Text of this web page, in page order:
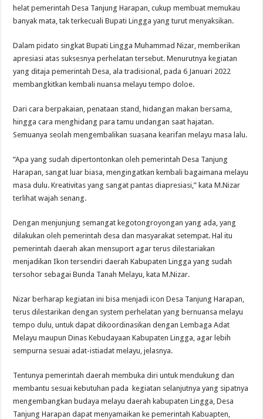
helat pemerintah Desa Tanjung Harapan, cukup membuat memukau
banyak mata, tak terkecuali Bupati Lingga yang turut menyaksikan.
Dalam pidato singkat Bupati Lingga Muhammad Nizar, memberikan
apresiasi atas suksesnya perhelatan tersebut. Menurutnya kegiatan
yang ditaja pemerintah Desa, ala tradisional, pada 6 Januari 2022
membangkitkan kembali nuansa melayu tempo doloe.
Dari cara berpakaian, penataan stand, hidangan makan bersama,
hingga cara menghidang para tamu undangan saat hajatan.
Semuanya seolah mengembalikan suasana kearifan melayu masa lalu.
“Apa yang sudah dipertontonkan oleh pemerintah Desa Tanjung
Harapan, sangat luar biasa, mengingatkan kembali bagaimana melayu
masa dulu. Kreativitas yang sangat pantas diapresiasi,” kata M.Nizar
terlihat wajah senang.
Dengan menjunjung semangat kegotongroyongan yang ada, yang
dilakukan oleh pemerintah desa dan masyarakat setempat. Hal itu
pemerintah daerah akan mensuport agar terus dilestariakan
menjadikan Ikon tersendiri daerah Kabupaten Lingga yang sudah
tersohor sebagai Bunda Tanah Melayu, kata M.Nizar.
Nizar berharap kegiatan ini bisa menjadi icon Desa Tanjung Harapan,
terus dilestarikan dengan system perhelatan yang bernuansa melayu
tempo dulu, untuk dapat dikoordinasikan dengan Lembaga Adat
Melayu maupun Dinas Kebudayaan Kabupaten Lingga, agar lebih
sempurna sesuai adat-istiadat melayu, jelasnya.
Tentunya pemerintah daerah membuka diri untuk mendukung dan
membantu sesuai kebutuhan pada kegiatan selanjutnya yang sipatnya
mengembangkan budaya melayu daerah kabupaten Lingga, Desa
Tanjung Harapan dapat menyamaikan ke pemerintah Kabuapten,